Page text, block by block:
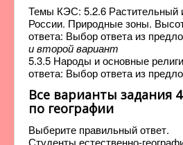
Темы КЭС: 5.2.6 Растительный
России. Природные зоны.
ответа: Выбор ответа из
и второй вариант
5.3.5 Народы и основные
ответа: Выбор ответа из
Все варианты задания
по географии
Выберите правильный ответ.
Студенты естественно-